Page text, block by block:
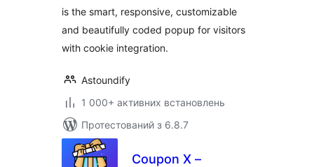
is the smart, responsive, customizable
and beautifully coded popup for visitors
with cookie integration.
Astoundify
1 000+ активних встановлень
Протестований з 6.8.7
Coupon X –